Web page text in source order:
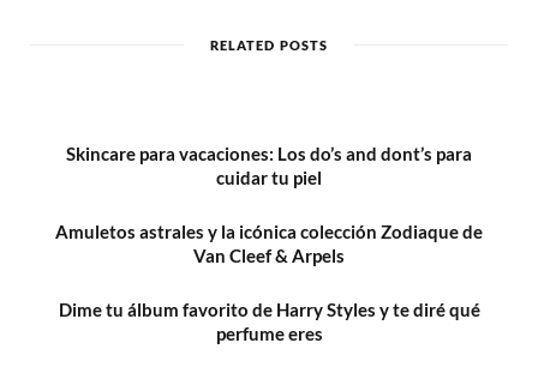
e
RELATED POSTS
Skincare para vacaciones: Los do’s and dont’s para
cuidar tu piel
Amuletos astrales y la icónica colección Zodiaque de
Van Cleef & Arpels
Dime tu álbum favorito de Harry Styles y te diré qué
perfume eres